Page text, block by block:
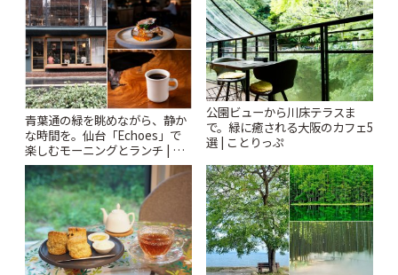
青葉通の緑を眺めながら、静か
な時間を。仙台「Echoes」で
楽しむモーニングとランチ | こ
とりっぷ
公園ビューから川床テラスま
で。緑に癒される大阪のカフェ5
選 | ことりっぷ